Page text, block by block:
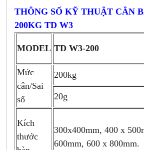
THÔNG SỐ KỸ THUẬT CÂN
200KG TD W3
MODEL TD W3-200
Mức
cân/Sai
số
200kg
20g
Kích
thước
300x400mm, 400 x
600mm, 600 x 800mm.